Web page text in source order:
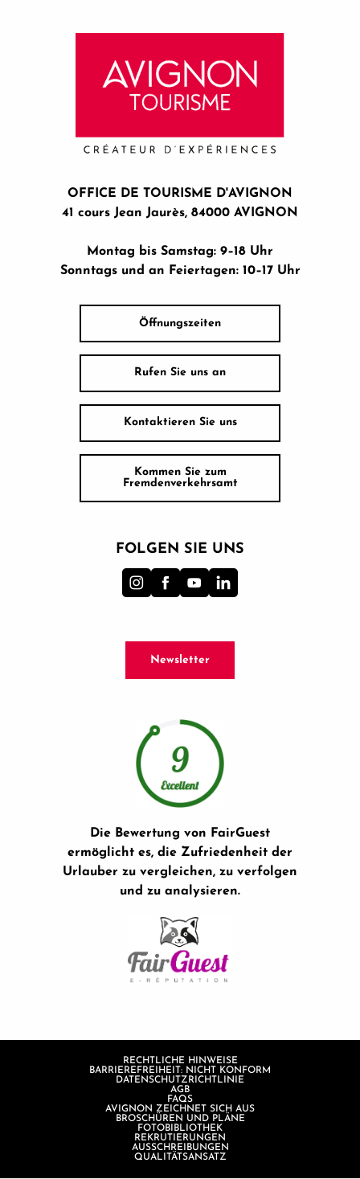
OFFICE DE TOURISME D'AVIGNON
41 cours Jean Jaurès, 84000 AVIGNON
Montag bis Samstag: 9–18 Uhr
Sonntags und an Feiertagen: 10–17 Uhr
Öffnungszeiten
Rufen Sie uns an
Kontaktieren Sie uns
Kommen Sie zum
Fremdenverkehrsamt
FOLGEN SIE UNS
Newsletter
Die Bewertung von FairGuest
ermöglicht es, die Zufriedenheit der
Urlauber zu vergleichen, zu verfolgen
und zu analysieren.
RECHTLICHE HINWEISE
BARRIEREFREIHEIT: NICHT KONFORM
DATENSCHUTZRICHTLINIE
AGB
FAQS
AVIGNON ZEICHNET SICH AUS
BROSCHÜREN UND PLÄNE
FOTOBIBLIOTHEK
REKRUTIERUNGEN
AUSSCHREIBUNGEN
QUALITÄTSANSATZ